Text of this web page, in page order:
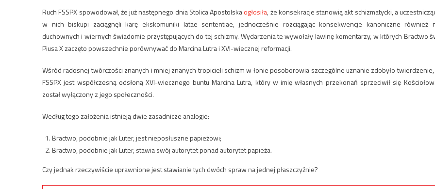
Ruch FSSPX spowodował, że już następnego dnia Stolica Apostolskaogłosiła, że konsekracje stanowią akt schizmatycki, a
w nich biskupi zaciągnęli karę ekskomuniki latae sententiae, jednocześnie rozciągając konsekwencje kanoniczne również
duchownych i wiernych świadomie przystępujących do tej schizmy. Wydarzenia te wywołały lawinę komentarzy, w których Bractwo
Piusa X zaczęto powszechnie porównywać do Marcina Lutra i XVI-wiecznej reformacji.
Wśród radosnej twórczości znanych i mniej znanych tropicieli schizm w łonie posoborowia szczególne uznanie zdobyło twierdzenie,
FSSPX jest współczesną odsłoną XVI-wiecznego buntu Marcina Lutra, który w imię własnych przekonań sprzeciwił się
został wyłączony z jego społeczności.
Według tego założenia istnieją dwie zasadnicze analogie:
Bractwo, podobnie jak Luter, jest nieposłuszne papieżowi;
Bractwo, podobnie jak Luter, stawia swój autorytet ponad autorytet papieża.
Czy jednak rzeczywiście uprawnione jest stawianie tych dwóch spraw na jednej płaszczyźnie?